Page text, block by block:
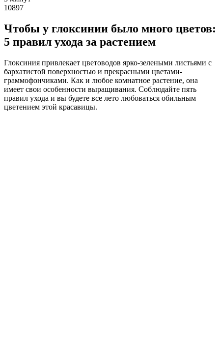
10897
Чтобы у глоксинии было много цветов:
5 правил ухода за растением
Глоксиния привлекает цветоводов ярко-зелеными листьями с
бархатистой поверхностью и прекрасными цветами-
граммофончиками. Как и любое комнатное растение, она
имеет свои особенности выращивания. Соблюдайте пять
правил ухода и вы будете все лето любоваться обильным
цветением этой красавицы.